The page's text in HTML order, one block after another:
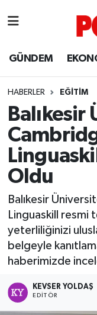
GÜNDEM
HABERLER EĞİTİM
Oldu
Balıkesir
Linguaskill resmi
yeterliliğinizi
belgeyle
haberimizde
KEVSER YOLDAŞ
EDITÖR
Ayvalık
Balya
Bandırma
Bigadiç
Burhaniye
ÇEVRE
DÜNYA
Balıkesir
Balıkesir
Balıkesir
Süper Lig
Tüm
Son Dakika
Haber Arşivi